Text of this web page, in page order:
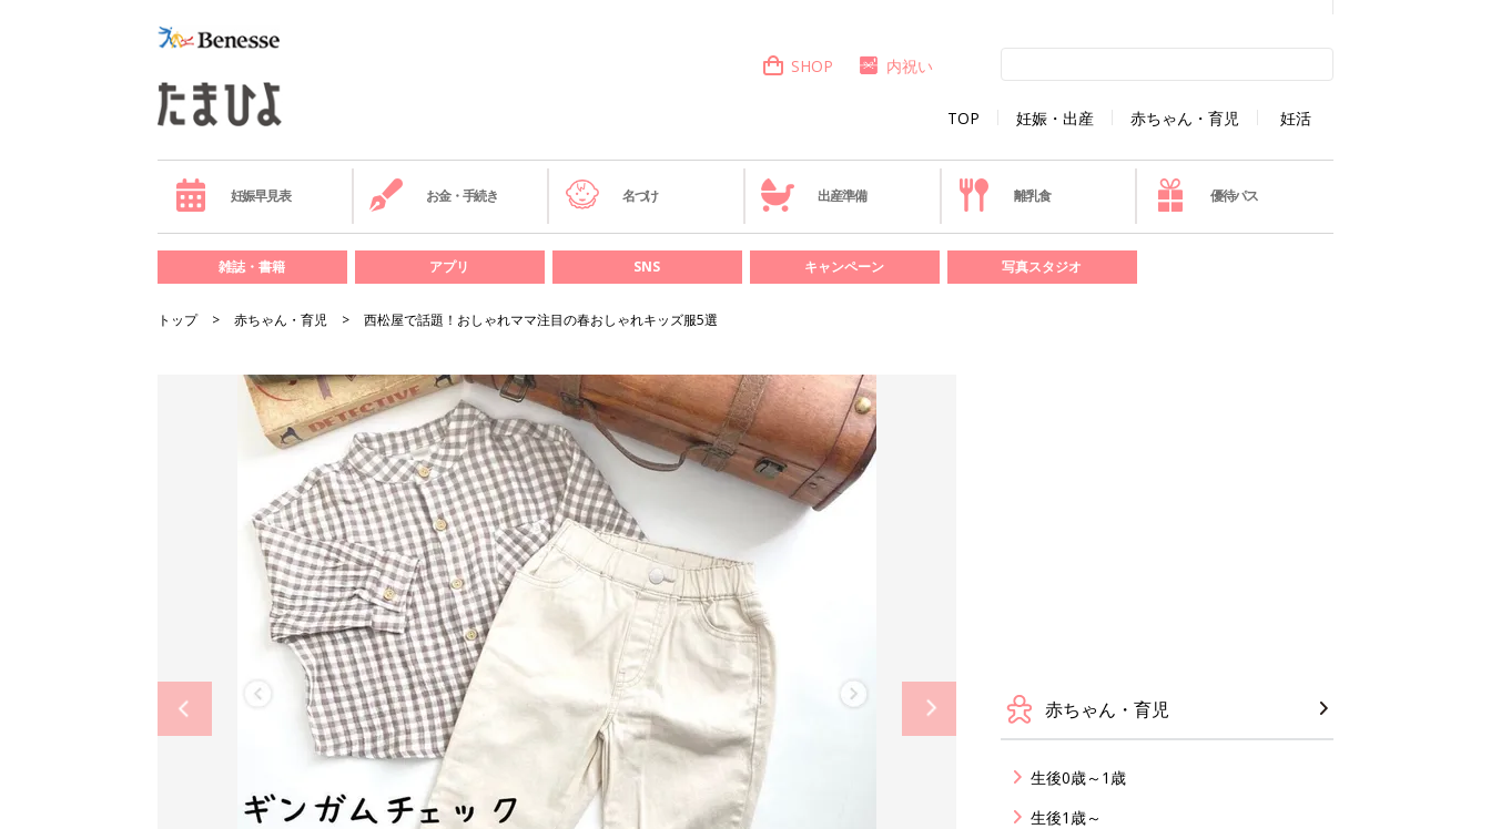
TOP 妊娠・出産 赤ちゃん・育児 妊活
SHOP 内祝い
妊娠早見表 お金・手続き 名づけ 出産準備 離乳食 優待パス
雑誌・書籍 アプリ SNS キャンペーン 写真スタジオ
トップ 赤ちゃん・育児 西松屋で話題！おしゃれママ注目の春おしゃれキッズ服5選
赤ちゃん・育児
生後0歳～1歳
生後1歳～